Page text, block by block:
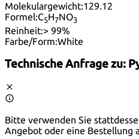
Molekulargewicht:129.12
Formel:C5H7NO3
Reinheit:> 99%
Farbe/Form:White
Technische Anfrage zu:
Bitte verwenden Sie
Angebot oder eine Bestellung